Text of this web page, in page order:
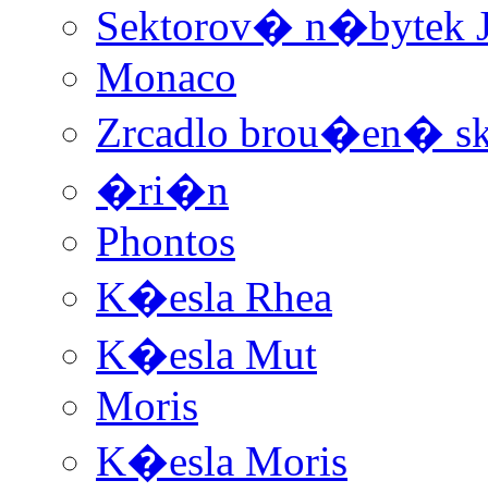
Sektorov� n�bytek
Monaco
Zrcadlo brou�en�
�ri�n
Phontos
K�esla Rhea
K�esla Mut
Moris
K�esla Moris